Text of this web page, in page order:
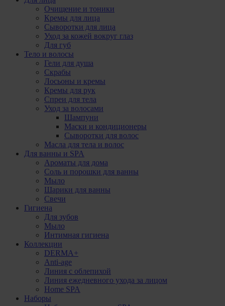
Очищение и тоники
Кремы для лица
Сыворотки для лица
Уход за кожей вокруг глаз
Для губ
Тело и волосы
Гели для душа
Скрабы
Лосьоны и кремы
Кремы для рук
Спреи для тела
Уход за волосами
Шампуни
Маски и кондиционеры
Сыворотки для волос
Масла для тела и волос
Для ванны и SPA
Ароматы для дома
Соль и порошки для ванны
Мыло
Шарики для ванны
Свечи
Гигиена
Для зубов
Мыло
Интимная гигиена
Коллекции
DERMA+
Anti-age
Линия с облепихой
Линия ежедневного ухода за лицом
Home SPA
Наборы